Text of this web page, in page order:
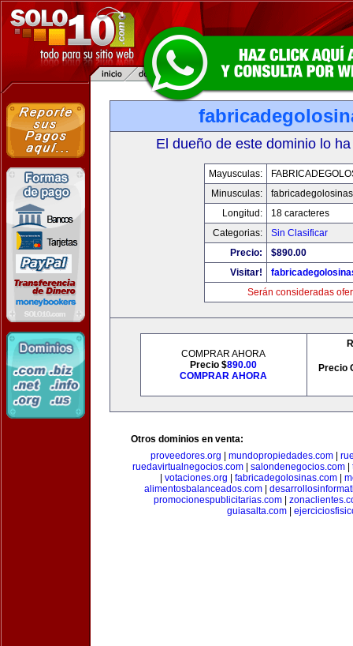
El dueño de este dominio lo
Mayusculas:
Minusculas:
Longitud:
18 caracteres
Categorias:
Sin Clasificar
Precio:
$890.00
Visitar!
Serán consideradas
COMPRAR AHORA
Precio $890.00
COMPRAR AHORA
Precio
Otros dominios en venta:
proveedores.org
mundopropiedades.com|
ruedavirtualnegocios.com| salondenegocios.com|
votaciones.org fabricadegolosinas.com
alimentosbalanceados.com
promocionespublicitarias.com|
guiasalta.com|